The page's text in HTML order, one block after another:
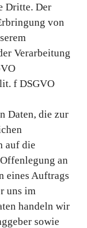
Dritte. Der
von
Verarbeitung
f DSGVO
Daten, die zur
auf die
an
eines Auftrags
uns im
handeln wir
sowie